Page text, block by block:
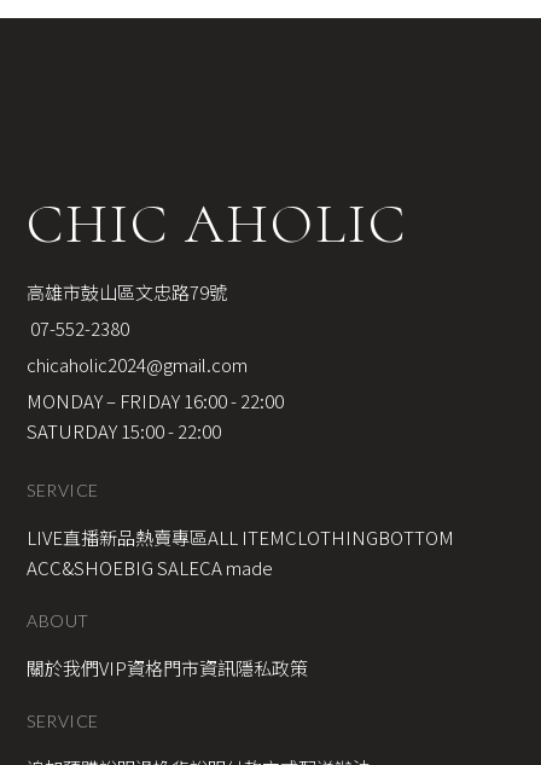
CHIC AHOLIC
高雄市鼓山區文忠路79號
07-552-2380
chicaholic2024@gmail.com
MONDAY – FRIDAY 16:00 - 22:00
SATURDAY 15:00 - 22:00
SERVICE
LIVE直播新品熱賣專區ALL ITEMCLOTHINGBOTTOM
ACC&SHOEBIG SALECA made
ABOUT
關於我們VIP資格門市資訊隱私政策
SERVICE